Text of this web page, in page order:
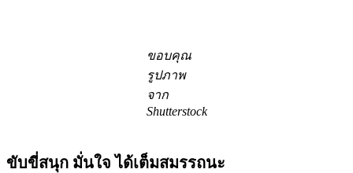
ขอบคุณ
รูปภาพ
จาก
Shutterstock
ขับขี่​สนุก มั่นใจ ได้เต็มสมรรถนะ